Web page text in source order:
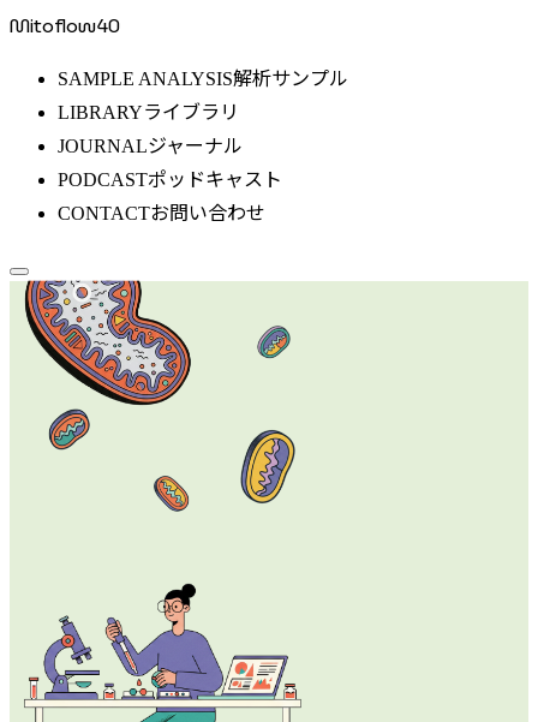
Mitoflow40
SAMPLE ANALYSIS解析サンプル
LIBRARYライブラリ
JOURNALジャーナル
PODCASTポッドキャスト
CONTACTお問い合わせ